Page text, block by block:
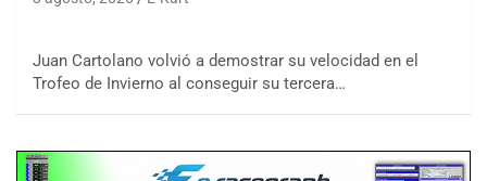
Juan Cartolano volvió a demostrar su velocidad en el
Trofeo de Invierno al conseguir su tercera…
COBERTURA ESPECIAL DE E-KART.COM.AR
IAME SERIES ARGENTINA 6
Ramiro Tot (Asfalto)
KDO - F6
Ciudad de Trenque Lauquen (Asfalto)